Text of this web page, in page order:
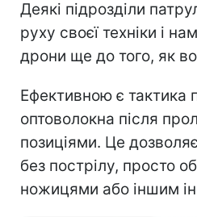
Деякі підрозділи
руху своєї техніки і
дрони ще до того, як
Ефективною є тактика
оптоволокна після
позиціями. Це
без пострілу, просто
ножицями або іншим